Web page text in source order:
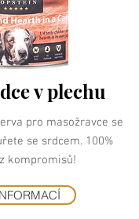
v plechu
pro masožravce se
se srdcem. 100%
kompromisů!